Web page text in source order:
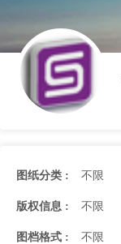
图纸分类 : 不限
版权信息 : 不限
图档格式 : 不限